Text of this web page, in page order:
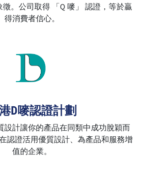
。公司取得 「Q 嘜」 認證，等於贏
得消費者信心。
D嘜認證計劃
設計讓你的產品在同類中成功脫穎而
認證活用優質設計、為產品和服務增
值的企業。